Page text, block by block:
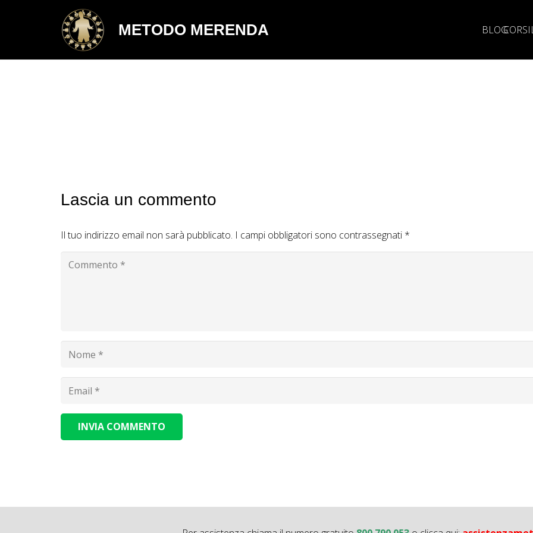
METODO MERENDA BLOGCORSI
Lascia un commento
Il tuo indirizzo email non sarà pubblicato. I campi obbligatori sono contrassegnati *
INVIA COMMENTO